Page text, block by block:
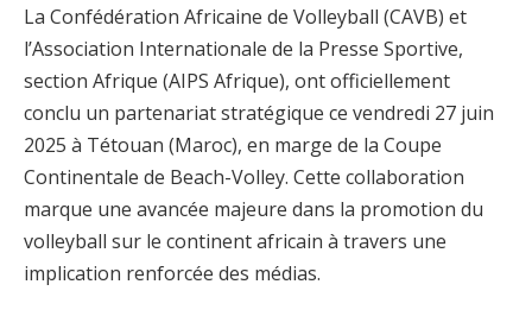
La Confédération Africaine de Volleyball (CAVB) et
l’Association Internationale de la Presse Sportive,
section Afrique (AIPS Afrique), ont officiellement
conclu un partenariat stratégique ce vendredi 27 juin
2025 à Tétouan (Maroc), en marge de la Coupe
Continentale de Beach-Volley. Cette collaboration
marque une avancée majeure dans la promotion du
volleyball sur le continent africain à travers une
implication renforcée des médias.